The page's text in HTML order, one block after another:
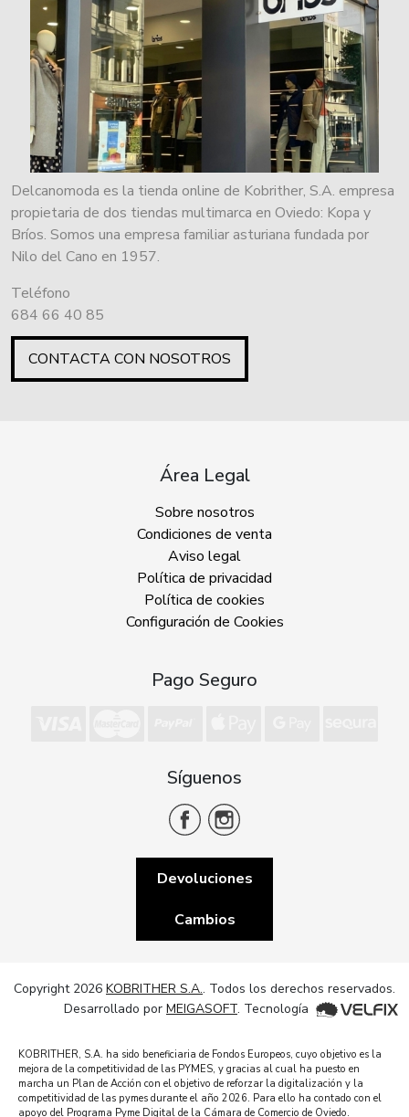
Delcanomoda es la tienda online de Kobrither, S.A. empresa
propietaria de dos tiendas multimarca en Oviedo: Kopa y
Bríos. Somos una empresa familiar asturiana fundada por
Nilo del Cano en 1957.
Teléfono
684 66 40 85
CONTACTA CON NOSOTROS
Área Legal
Sobre nosotros
Condiciones de venta
Aviso legal
Política de privacidad
Política de cookies
Configuración de Cookies
Pago Seguro
Síguenos
Devoluciones
Cambios
Copyright 2026 KOBRITHER S.A.. Todos los derechos reservados.
Desarrollado por MEIGASOFT. Tecnología
KOBRITHER, S.A. ha sido beneficiaria de Fondos Europeos, cuyo objetivo es la
mejora de la competitividad de las PYMES, y gracias al cual ha puesto en
marcha un Plan de Acción con el objetivo de reforzar la digitalización y la
competitividad de las pymes durante el año 2026. Para ello ha contado con el
apoyo del Programa Pyme Digital de la Cámara de Comercio de Oviedo.